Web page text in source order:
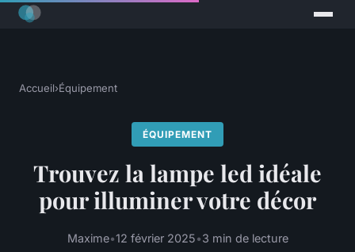
Accueil›Équipement
ÉQUIPEMENT
Trouvez la lampe led idéale
pour illuminer votre décor
Maxime•12 février 2025•3 min de lecture